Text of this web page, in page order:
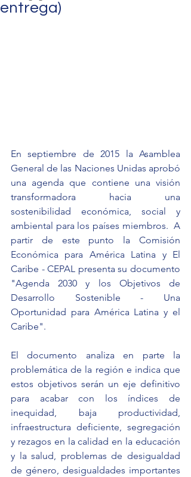
entrega)
En septiembre de 2015 la Asamblea
General de las Naciones Unidas aprobó
una agenda que contiene una visión
transformadora hacia una
sostenibilidad económica, social y
ambiental para los países miembros.  A
partir de este punto la Comisión
Económica para América Latina y El
Caribe - CEPAL presenta su documento
"Agenda 2030 y los Objetivos de
Desarrollo Sostenible - Una
Oportunidad para América Latina y el
Caribe".
El documento analiza en parte la
problemática de la región e indica que
estos objetivos serán un eje definitivo
para acabar con los índices de
inequidad, baja productividad,
infraestructura deficiente, segregación
y rezagos en la calidad en la educación
y la salud, problemas de desigualdad
de género, desigualdades importantes